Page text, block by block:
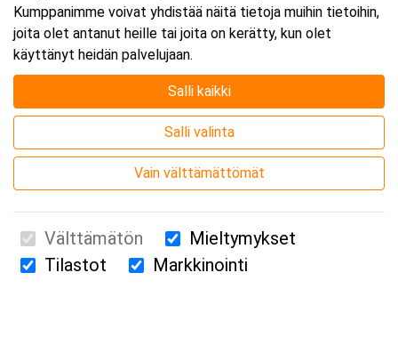
Suomen Ensiapukoulutus Oy / Valimotie 21 / 00380 Helsinki
Kumppanimme voivat yhdistää näitä tietoja muihin tietoihin,
joita olet antanut heille tai joita on kerätty, kun olet
käyttänyt heidän palvelujaan.
Salli kaikki
Salli valinta
Vain välttämättömät
Välttämätön
Mieltymykset
Tilastot
Markkinointi